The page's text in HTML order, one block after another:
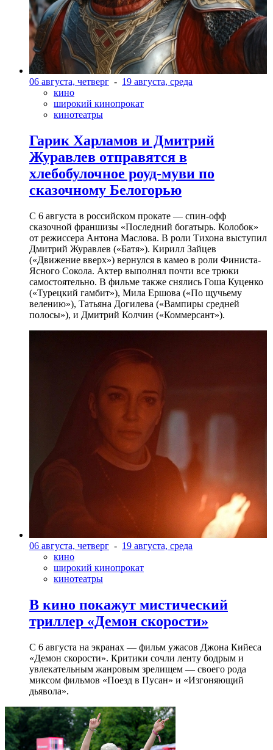
06 августа, четверг - 19 августа, среда
кино
широкий кинопрокат
кинотеатры
Гарик Харламов и Дмитрий
Журавлев отправятся в
хлебобулочное роуд-муви по
сказочному Белогорью
С 6 августа в российском прокате — спин-офф
сказочной франшизы «Последний богатырь. Колобок»
от режиссера Антона Маслова. В роли Тихона выступил
Дмитрий Журавлев («Батя»). Кирилл Зайцев
(«Движение вверх») вернулся в камео в роли Финиста-
Ясного Сокола. Актер выполнял почти все трюки
самостоятельно. В фильме также снялись Гоша Куценко
(«Турецкий гамбит»), Мила Ершова («По щучьему
велению»), Татьяна Догилева («Вампиры средней
полосы»), и Дмитрий Колчин («Коммерсант»).
06 августа, четверг - 19 августа, среда
кино
широкий кинопрокат
кинотеатры
В кино покажут мистический
триллер «Демон скорости»
С 6 августа на экранах — фильм ужасов Джона Кийеса
«Демон скорости». Критики сочли ленту бодрым и
увлекательным жанровым зрелищeм — своего рода
миксом фильмов «Поезд в Пусан» и «Изгоняющий
дьявола».